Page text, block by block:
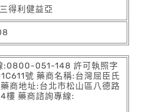
得利健益亞
:0800-051-148 許可執照字
號 藥商名稱:台灣屈臣氏
商地址:台北市松山區八德路
樓 藥商諮詢專線: